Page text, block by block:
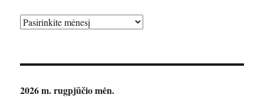
Archyvai
2026 m. rugpjūčio mėn.